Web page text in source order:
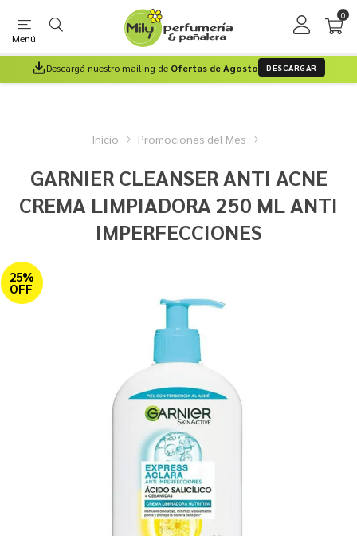
Menú
0
Descargá nuestro mailing de Ofertas de Agosto DESCARGAR
Inicio Promociones del Mes
GARNIER CLEANSER ANTI ACNE
CREMA LIMPIADORA 250 ML ANTI
IMPERFECCIONES
25%
OFF